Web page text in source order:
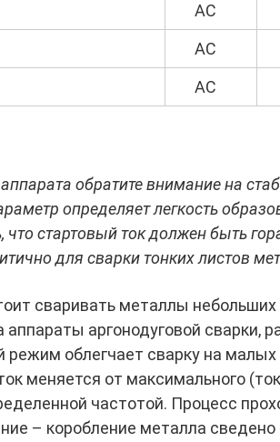
AC
AC
AC
обратите внимание на
определяет легкость
что стартовый ток должен быть
для сварки тонких листов
сваривать металлы
аппараты аргонодуговой
облегчает сварку на малых
меняется от максимального
частотой. Процесс
– коробление металла